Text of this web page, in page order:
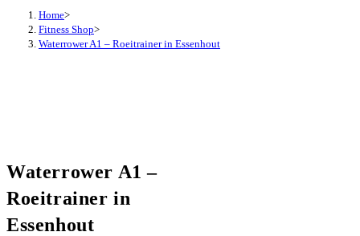
Home>
Fitness Shop>
Waterrower A1 – Roeitrainer in Essenhout
Waterrower A1 –
Roeitrainer in
Essenhout